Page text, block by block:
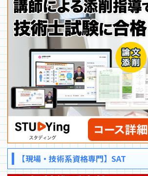
【現場・技術系資格専門】SAT